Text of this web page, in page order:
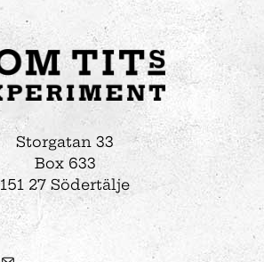
Storgatan 33
Box 633
151 27 Södertälje